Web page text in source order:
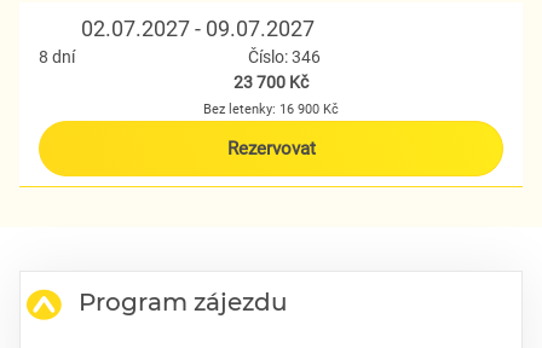
02.07.2027 - 09.07.2027
8 dní
Číslo: 346
23 700 Kč
Bez letenky: 16 900 Kč
Rezervovat
Program zájezdu